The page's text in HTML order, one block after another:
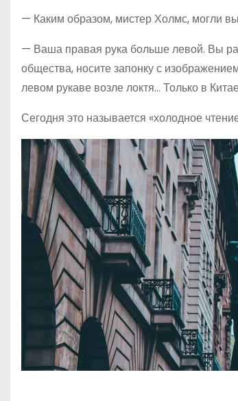
— Каким образом, мистер Холмс, могли вы
— Ваша правая рука больше левой. Вы
общества, носите запонку с
левом рукаве возле локтя… Только в
Сегодня это называется «холодное